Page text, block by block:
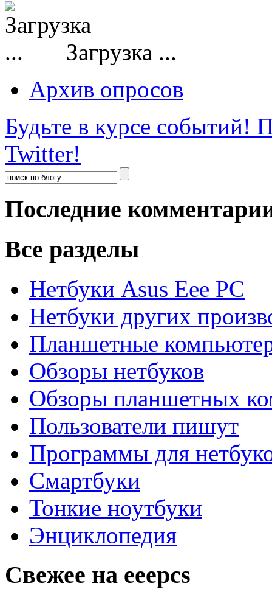
Загрузка ...
Архив опросов
Будьте в курсе событий!
Twitter!
Последние
Все разделы
Нетбуки Asus Eee PC
Нетбуки других
Планшетные
Обзоры нетбуков
Обзоры планшетных
Пользователи пишут
Программы для
Смартбуки
Тонкие ноутбуки
Энциклопедия
Свежее на eeepcs